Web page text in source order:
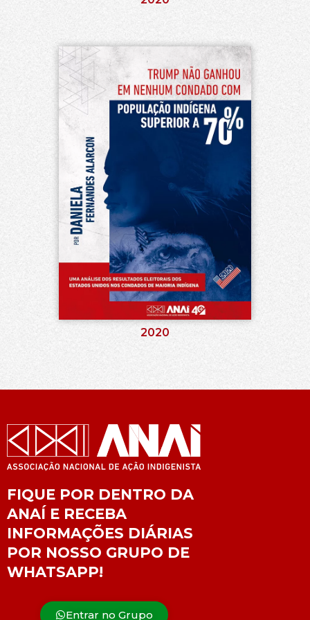
2020
FIQUE POR DENTRO DA
ANAÍ E RECEBA
INFORMAÇÕES DIÁRIAS
POR NOSSO GRUPO DE
WHATSAPP!
Entrar no Grupo